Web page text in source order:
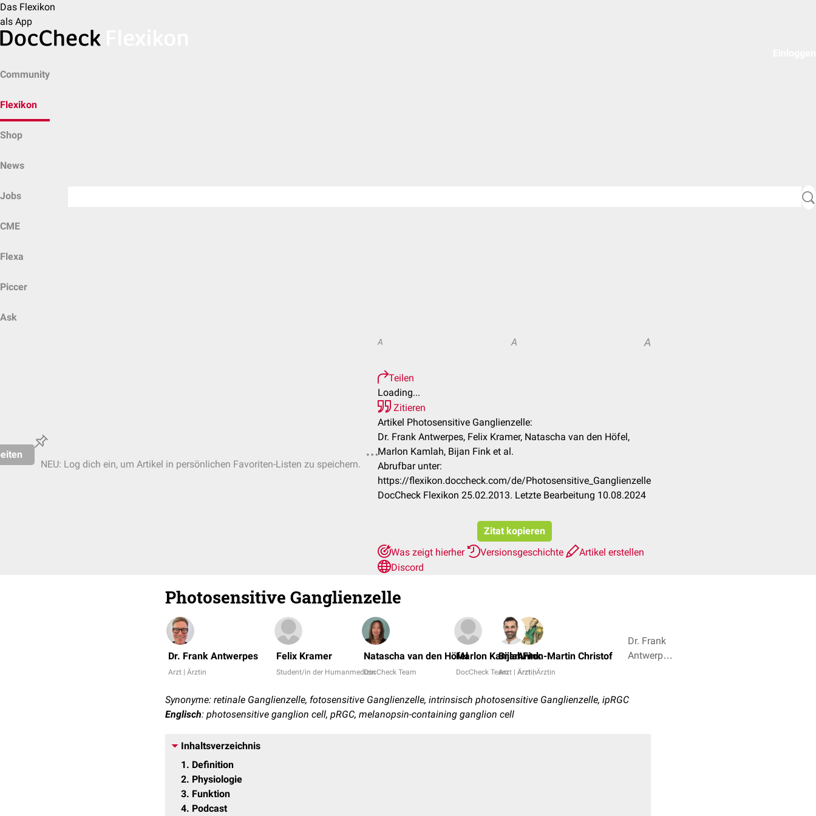
Das Flexikon
als App
Community
Flexikon
Shop
News
Jobs
CME
Flexa
Piccer
Ask
NEU: Log dich ein, um Artikel in persönlichen Favoriten-Listen zu speichern.
A A A
Teilen
Loading...
Zitieren
Artikel Photosensitive Ganglienzelle:
Dr. Frank Antwerpes, Felix Kramer, Natascha van den Höfel,
Marlon Kamlah, Bijan Fink et al.
Abrufbar unter:
https://flexikon.doccheck.com/de/Photosensitive_Ganglienzelle
DocCheck Flexikon 25.02.2013. Letzte Bearbeitung 10.08.2024
Zitat kopieren
Was zeigt hierher
Versionsgeschichte
Artikel erstellen
Discord
Photosensitive Ganglienzelle
Dr. Frank Antwerpes
Arzt | Ärztin
Felix Kramer
Student/in der Humanmedizin
Natascha van den Höfel
DocCheck Team
Marlon Kamlah
DocCheck Team
Bijan Fink
Arzt | Ärztin
Anton-Martin Christof
Arzt | Ärztin
Dr. Frank
Antwerpes,
Synonyme: retinale Ganglienzelle, fotosensitive Ganglienzelle, intrinsisch photosensitive Ganglienzelle, ipRGC
Englisch: photosensitive ganglion cell, pRGC, melanopsin-containing ganglion cell
Inhaltsverzeichnis
1
Definition
2 Physiologie
3 Funktion
4 Podcast